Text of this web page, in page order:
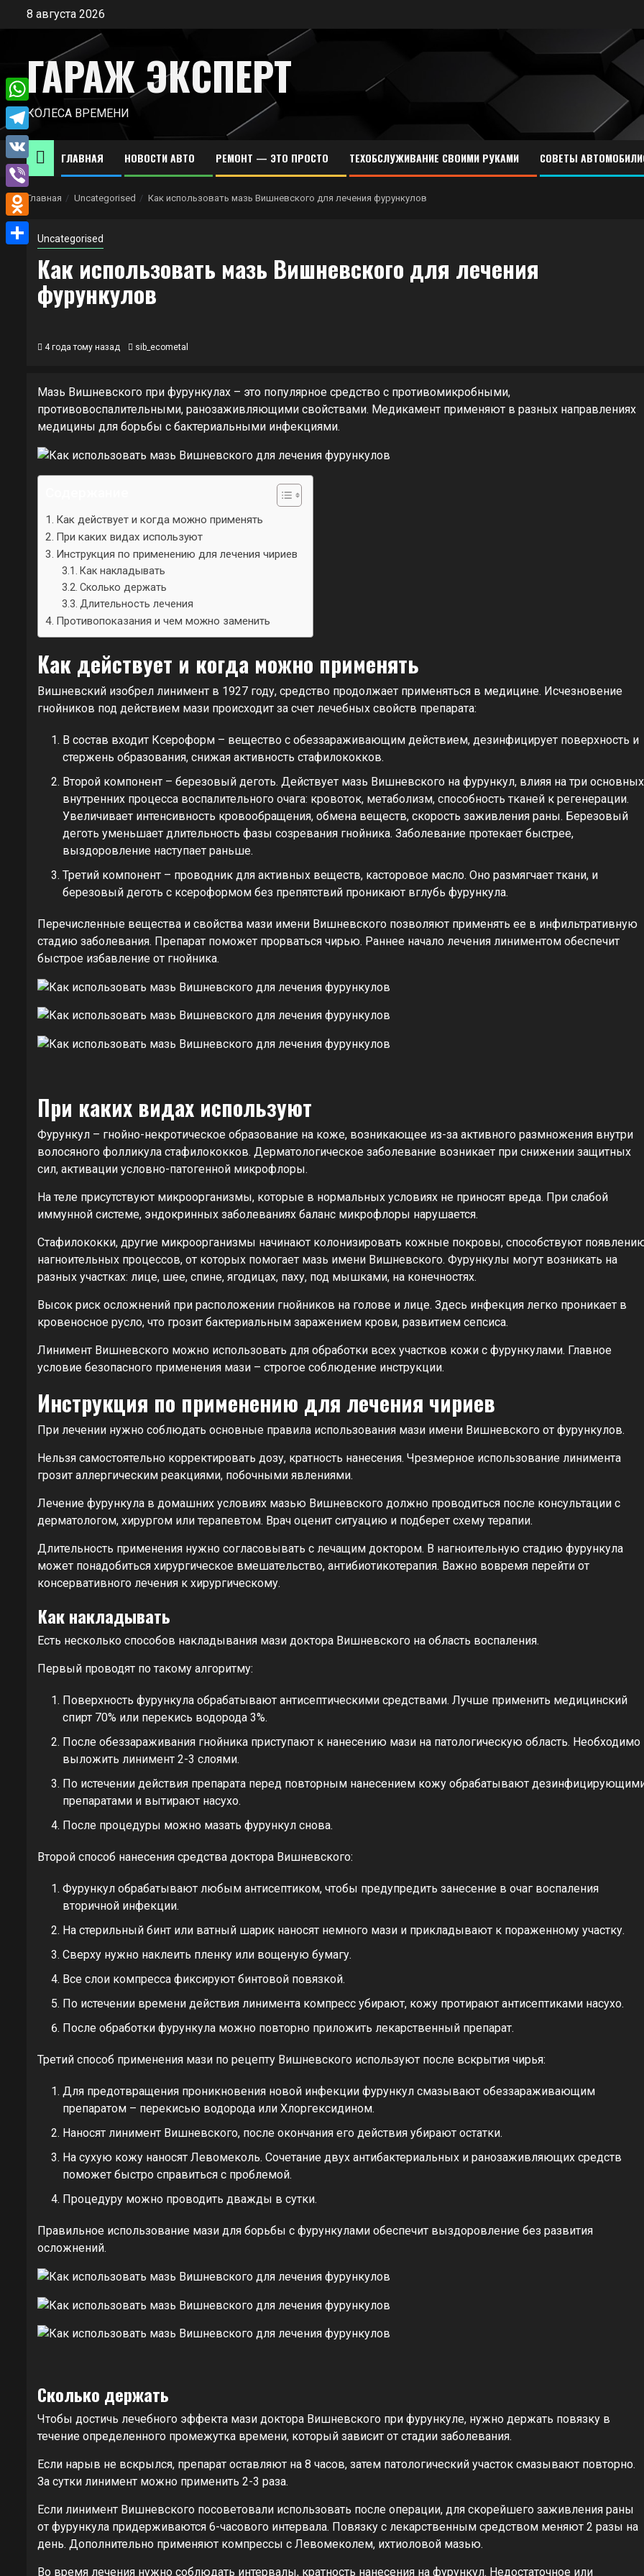
Перейти8 августа 2026
ГАРАЖ ЭКСПЕРТ
КОЛЕСА ВРЕМЕНИ
ГЛАВНАЯ НОВОСТИ АВТО РЕМОНТ — ЭТО ПРОСТО ТЕХОБСЛУЖИВАНИЕ СВОИМИ РУКАМИ СОВЕТЫ
Главная Uncategorised Как использовать мазь Вишневского для лечения фурункулов
Uncategorised
Как использовать мазь Вишневского для лечения
фурункулов
4 года тому назад sib_ecometal
Мазь Вишневского при фурункулах – это популярное средство с противомикробными,
противовоспалительными, ранозаживляющими свойствами. Медикамент применяют в разных направлениях
медицины для борьбы с бактериальными инфекциями.
Как действует и когда можно применять
При каких видах используют
Инструкция по применению для лечения чириев
Как накладывать
Сколько держать
Длительность лечения
Противопоказания и чем можно заменить
Как действует и когда можно применять
Вишневский изобрел линимент в 1927 году, средство продолжает применяться в медицине. Исчезновение
гнойников под действием мази происходит за счет лечебных свойств препарата:
В состав входит Ксероформ – вещество с обеззараживающим действием, дезинфицирует поверхность и
стержень образования, снижая активность стафилококков.
Второй компонент – березовый деготь. Действует мазь Вишневского на фурункул, влияя на три основных
внутренних процесса воспалительного очага: кровоток, метаболизм, способность тканей к регенерации.
Увеличивает интенсивность кровообращения, обмена веществ, скорость заживления раны. Березовый
деготь уменьшает длительность фазы созревания гнойника. Заболевание протекает быстрее,
выздоровление наступает раньше.
Третий компонент – проводник для активных веществ, касторовое масло. Оно размягчает ткани, и
березовый деготь с ксероформом без препятствий проникают вглубь фурункула.
Перечисленные вещества и свойства мази имени Вишневского позволяют применять ее в инфильтративную
стадию заболевания. Препарат поможет прорваться чирью. Раннее начало лечения линиментом обеспечит
быстрое избавление от гнойника.
При каких видах используют
Фурункул – гнойно-некротическое образование на коже, возникающее из-за активного размножения внутри
волосяного фолликула стафилококков. Дерматологическое заболевание возникает при снижении защитных
сил, активации условно-патогенной микрофлоры.
На теле присутствуют микроорганизмы, которые в нормальных условиях не приносят вреда. При слабой
иммунной системе, эндокринных заболеваниях баланс микрофлоры нарушается.
Стафилококки, другие микроорганизмы начинают колонизировать кожные покровы, способствуют
нагноительных процессов, от которых помогает мазь имени Вишневского. Фурункулы могут возникать на
разных участках: лице, шее, спине, ягодицах, паху, под мышками, на конечностях.
Высок риск осложнений при расположении гнойников на голове и лице. Здесь инфекция легко проникает в
кровеносное русло, что грозит бактериальным заражением крови, развитием сепсиса.
Линимент Вишневского можно использовать для обработки всех участков кожи с фурункулами. Главное
условие безопасного применения мази – строгое соблюдение инструкции.
Инструкция по применению для лечения чириев
При лечении нужно соблюдать основные правила использования мази имени Вишневского от фурункулов.
Нельзя самостоятельно корректировать дозу, кратность нанесения. Чрезмерное использование линимента
грозит аллергическим реакциями, побочными явлениями.
Лечение фурункула в домашних условиях мазью Вишневского должно проводиться после консультации с
дерматологом, хирургом или терапевтом. Врач оценит ситуацию и подберет схему терапии.
Длительность применения нужно согласовывать с лечащим доктором. В нагноительную стадию фурункула
может понадобиться хирургическое вмешательство, антибиотикотерапия. Важно вовремя перейти от
консервативного лечения к хирургическому.
Как накладывать
Есть несколько способов накладывания мази доктора Вишневского на область воспаления.
Первый проводят по такому алгоритму:
Поверхность фурункула обрабатывают антисептическими средствами. Лучше применить медицинский
спирт 70% или перекись водорода 3%.
После обеззараживания гнойника приступают к нанесению мази на патологическую область. Необходимо
выложить линимент 2-3 слоями.
По истечении действия препарата перед повторным нанесением кожу обрабатывают
препаратами и вытирают насухо.
После процедуры можно мазать фурункул снова.
Второй способ нанесения средства доктора Вишневского:
Фурункул обрабатывают любым антисептиком, чтобы предупредить занесение в очаг воспаления
вторичной инфекции.
На стерильный бинт или ватный шарик наносят немного мази и прикладывают к пораженному участку.
Сверху нужно наклеить пленку или вощеную бумагу.
Все слои компресса фиксируют бинтовой повязкой.
По истечении времени действия линимента компресс убирают, кожу протирают антисептиками насухо.
После обработки фурункула можно повторно приложить лекарственный препарат.
Третий способ применения мази по рецепту Вишневского используют после вскрытия чирья:
Для предотвращения проникновения новой инфекции фурункул смазывают обеззараживающим
препаратом – перекисью водорода или Хлоргексидином.
Наносят линимент Вишневского, после окончания его действия убирают остатки.
На сухую кожу наносят Левомеколь. Сочетание двух антибактериальных и ранозаживляющих средств
поможет быстро справиться с проблемой.
Процедуру можно проводить дважды в сутки.
Правильное использование мази для борьбы с фурункулами обеспечит выздоровление без развития
осложнений.
Сколько держать
Чтобы достичь лечебного эффекта мази доктора Вишневского при фурункуле, нужно держать повязку в
течение определенного промежутка времени, который зависит от стадии заболевания.
Если нарыв не вскрылся, препарат оставляют на 8 часов, затем патологический участок смазывают повторно.
За сутки линимент можно применить 2-3 раза.
Если линимент Вишневского посоветовали использовать после операции, для скорейшего заживления раны
от фурункула придерживаются 6-часового интервала. Повязку с лекарственным средством меняют 2 разы на
день. Дополнительно применяют компрессы с Левомеколем, ихтиоловой мазью.
Во время лечения нужно соблюдать интервалы, кратность нанесения на фурункул. Недостаточное или
WhatsApp
Telegram
VK
Viber
Odnoklassniki